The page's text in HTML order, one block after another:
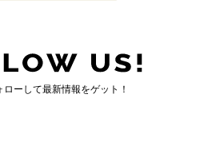
ローして最新情報をゲット！